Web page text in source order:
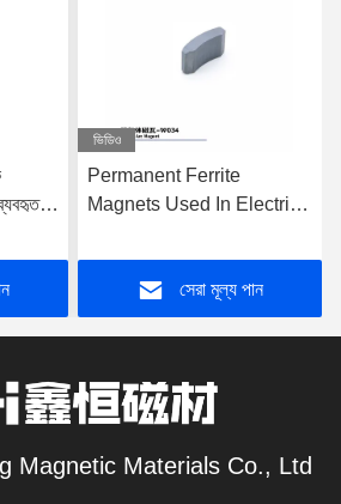
ভিডিও
Permanent Ferrite
Magnets Used In Electric
Air Circulation
সেরা মূল্য পান
Magnetic Materials Co., Ltd